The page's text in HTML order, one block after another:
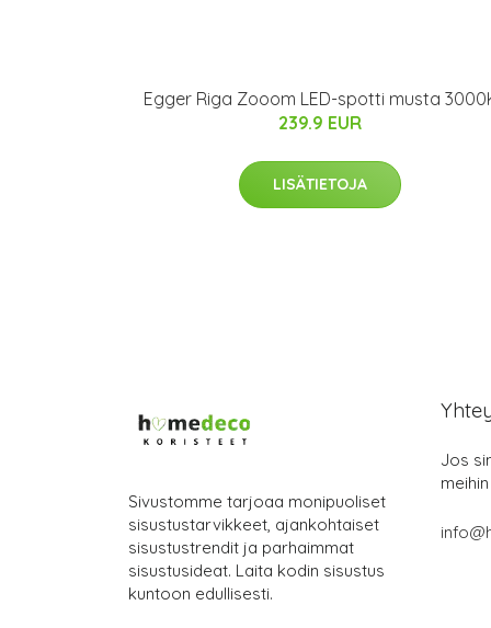
Egger Riga Zooom LED-spotti musta
239.9 EUR
LISÄTIETOJA
Sivustomme tarjoaa monipuoliset
sisustustarvikkeet, ajankohtaiset
sisustustrendit ja parhaimmat
sisustusideat. Laita kodin sisustus
kuntoon edullisesti.
Jos